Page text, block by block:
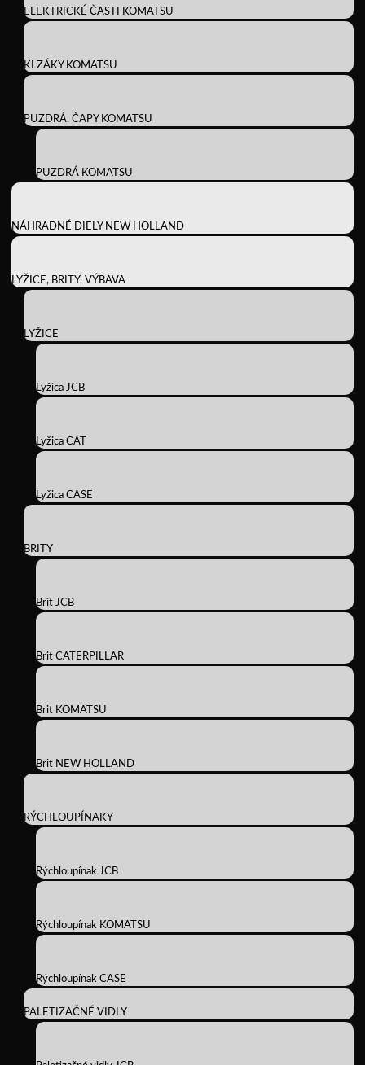
ELEKTRICKÉ ČASTI KOMATSU
KLZÁKY KOMATSU
PUZDRÁ, ČAPY KOMATSU
PUZDRÁ KOMATSU
NÁHRADNÉ DIELY NEW HOLLAND
LYŽICE, BRITY, VÝBAVA
LYŽICE
Lyžica JCB
Lyžica CAT
Lyžica CASE
BRITY
Brit JCB
Brit CATERPILLAR
Brit KOMATSU
Brit NEW HOLLAND
RÝCHLOUPÍNAKY
Rýchloupínak JCB
Rýchloupínak KOMATSU
Rýchloupínak CASE
PALETIZAČNÉ VIDLY